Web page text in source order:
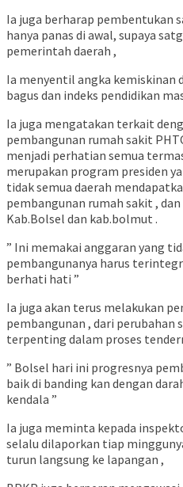
Ia juga berharap pembentukan
hanya panas di awal, supaya
pemerintah daerah ,
Ia menyentil angka kemiskinan
bagus dan indeks pendidikan
Ia juga mengatakan terkait
pembangunan rumah sakit
menjadi perhatian semua
merupakan program presiden
tidak semua daerah
pembangunan rumah sakit ,
Kab.Bolsel dan kab.bolmut .
” Ini memakai anggaran yang
pembangunanya harus
berhati hati ”
Ia juga akan terus melakukan
pembangunan , dari perubahan
terpenting dalam proses
” Bolsel hari ini progresnya
baik di banding kan dengan
kendala ”
Ia juga meminta kepada
selalu dilaporkan tiap
turun langsung ke lapangan ,